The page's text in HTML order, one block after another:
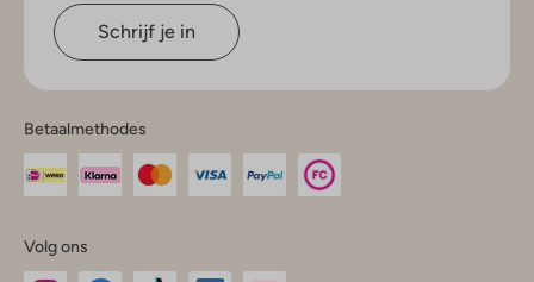
Schrijf je in
Betaalmethodes
Volg ons